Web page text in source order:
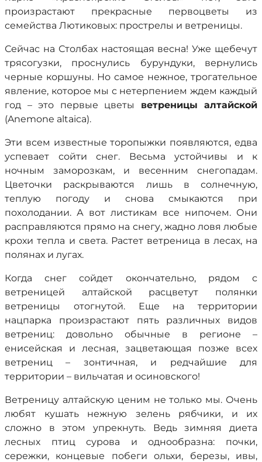
произрастают прекрасные первоцветы из
семейства Лютиковых: прострелы и ветреницы.
Сейчас на Столбах настоящая весна! Уже щебечут
трясогузки, проснулись бурундуки, вернулись
черные коршуны. Но самое нежное, трогательное
явление, которое мы с нетерпением ждем каждый
год – это первые цветы ветреницы алтайской
(Anemone altaica).
Эти всем известные торопыжки появляются, едва
успевает сойти снег. Весьма устойчивы и к
ночным заморозкам, и весенним снегопадам.
Цветочки раскрываются лишь в солнечную,
теплую погоду и снова смыкаются при
похолодании. А вот листикам все нипочем. Они
расправляются прямо на снегу, жадно ловя любые
крохи тепла и света. Растет ветреница в лесах, на
полянах и лугах.
Когда снег сойдет окончательно, рядом с
ветреницей алтайской расцветут полянки
ветреницы отогнутой. Еще на территории
нацпарка произрастают пять различных видов
ветрениц: довольно обычные в регионе –
енисейская и лесная, зацветающая позже всех
ветрениц – зонтичная, и редчайшие для
территории – вильчатая и осиновского!
Ветреницу алтайскую ценим не только мы. Очень
любят кушать нежную зелень рябчики, и их
сложно в этом упрекнуть. Ведь зимняя диета
лесных птиц сурова и однообразна: почки,
сережки, концевые побеги ольхи, березы, ивы,